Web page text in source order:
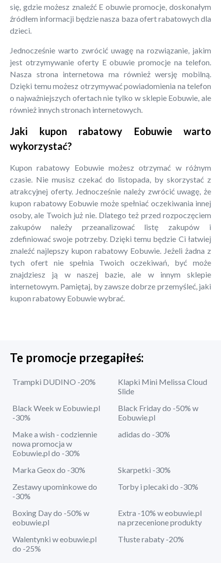
się, gdzie możesz znaleźć E obuwie promocje, doskonałym
źródłem informacji będzie nasza baza ofert rabatowych dla
dzieci.
Jednocześnie warto zwrócić uwagę na rozwiązanie, jakim
jest otrzymywanie oferty E obuwie promocje na telefon.
Nasza strona internetowa ma również wersję mobilną.
Dzięki temu możesz otrzymywać powiadomienia na telefon
o najważniejszych ofertach nie tylko w sklepie Eobuwie, ale
również innych stronach internetowych.
Jaki kupon rabatowy Eobuwie warto
wykorzystać?
Kupon rabatowy Eobuwie możesz otrzymać w różnym
czasie. Nie musisz czekać do listopada, by skorzystać z
atrakcyjnej oferty. Jednocześnie należy zwrócić uwagę, że
kupon rabatowy Eobuwie może spełniać oczekiwania innej
osoby, ale Twoich już nie. Dlatego też przed rozpoczęciem
zakupów należy przeanalizować listę zakupów i
zdefiniować swoje potrzeby. Dzięki temu będzie Ci łatwiej
znaleźć najlepszy kupon rabatowy Eobuwie. Jeżeli żadna z
tych ofert nie spełnia Twoich oczekiwań, być może
znajdziesz ją w naszej bazie, ale w innym sklepie
internetowym. Pamiętaj, by zawsze dobrze przemyśleć, jaki
kupon rabatowy Eobuwie wybrać.
Te promocje przegapiłeś:
Trampki DUDINO -20%
Klapki Mini Melissa Cloud
Slide
Black Week w Eobuwie.pl
-30%
Black Friday do -50% w
Eobuwie.pl
Make a wish - codziennie
nowa promocja w
Eobuwie.pl do -30%
adidas do -30%
Marka Geox do -30%
Skarpetki -30%
Zestawy upominkowe do
-30%
Torby i plecaki do -30%
Boxing Day do -50% w
eobuwie.pl
Extra -10% w eobuwie.pl
na przecenione produkty
Walentynki w eobuwie.pl
do -25%
Tłuste rabaty -20%